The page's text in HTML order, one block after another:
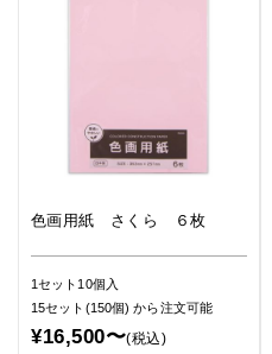
色画用紙 さくら ６枚
1セット10個入
15セット(150個)から注文可能
¥16,500〜(税込)